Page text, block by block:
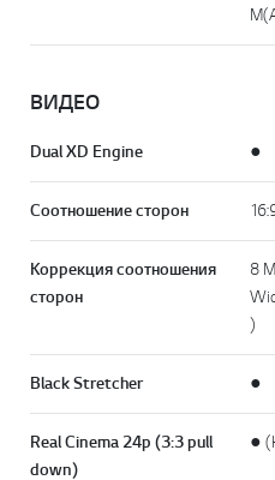
ВИДЕО
Dual XD Engine ●
Соотношение сторон
Коррекция соотношения
сторон
8
)
Black Stretcher ●
Real Cinema 24p (3:3 pull
down)
●